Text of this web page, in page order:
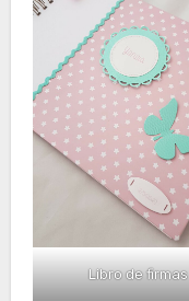
Libro de firmas